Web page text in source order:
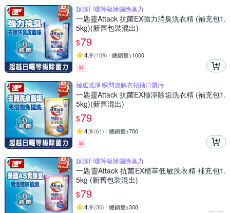
超越日曬等級除菌除臭力
一匙靈Attack 抗菌EX強力消臭洗衣精 (補充包1.
5kg)(新舊包裝混出)
$79
4.9 (109) 總銷量>1000
券
極速洗淨 瞬間崩解衣領袖口髒污
一匙靈Attack 抗菌EX極淨除垢洗衣精 (補充包1.
5kg)(新舊混出)
$79
4.9 (61) 總銷量>700
券
超越日曬等級除菌除臭力
一匙靈Attack 抗菌EX植萃低敏洗衣精 補充包1.
5kg (新舊包裝混出)
$79
4.9 (30) 總銷量>300